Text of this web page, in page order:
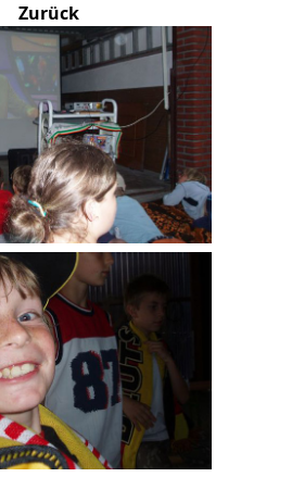
Zurück